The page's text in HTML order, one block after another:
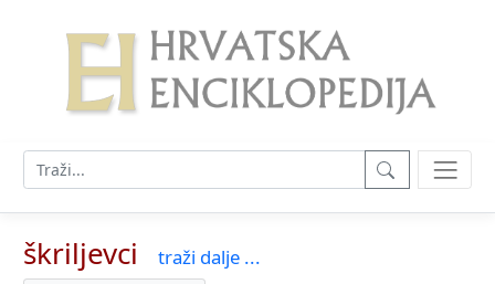
škriljevci
traži dalje ...